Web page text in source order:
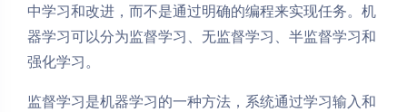
中学习和改进，而不是通过明确的编程来实现任务。机
器学习可以分为监督学习、无监督学习、半监督学习和
强化学习。
监督学习是机器学习的一种方法，系统通过学习输入和